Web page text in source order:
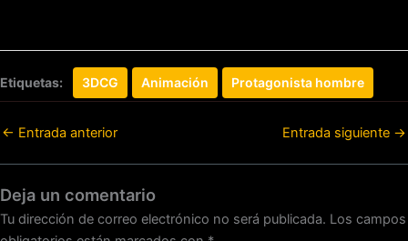
Etiquetas: 3DCG Animación Protagonista hombre
← Entrada anterior Entrada siguiente →
Deja un comentario
Tu dirección de correo electrónico no será publicada. Los campos